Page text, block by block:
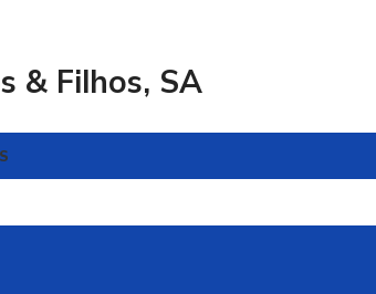
& Filhos, SA